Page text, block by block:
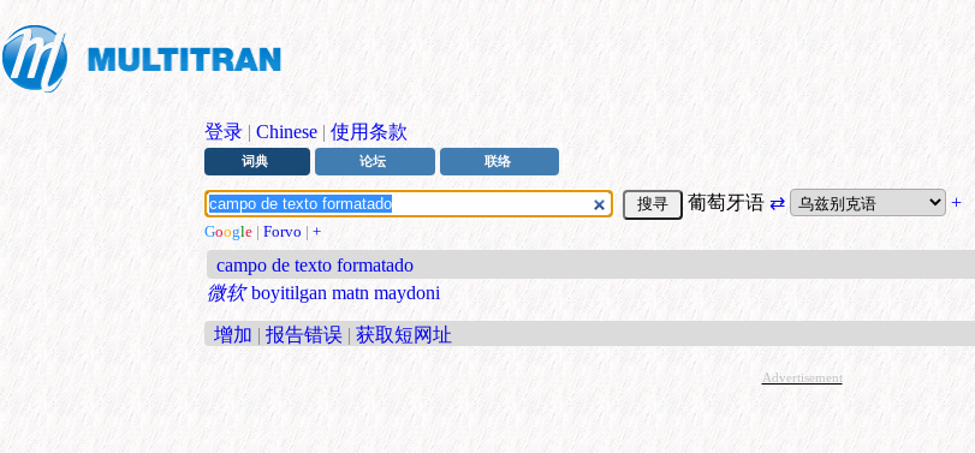
登录 | Chinese | 使用条款
词典 论坛 联络
葡萄牙语 ⇄ +
Google | Forvo | +
campo de texto formatado
微软 boyitilgan matn maydoni
增加 | 报告错误 | 获取短网址
Advertisement